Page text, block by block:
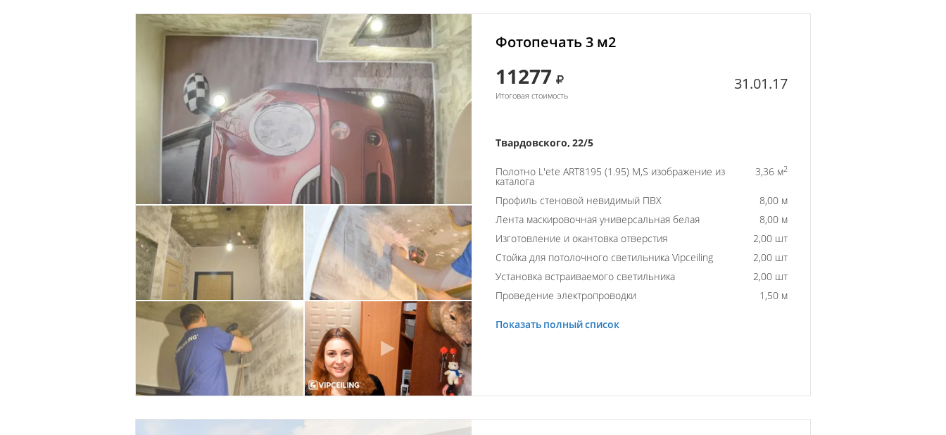
Фотопечать 3 м2
11277
Итоговая стоимость
31.01.17
Твардовского, 22/5
Полотно L'ete ART8195 (1.95) M,S изображение из
каталога
3,36 м2
Профиль стеновой невидимый ПВХ
8,00 м
Лента маскировочная универсальная белая
8,00 м
Изготовление и окантовка отверстия
2,00 шт
Стойка для потолочного светильника Vipceiling
2,00 шт
Установка встраиваемого светильника
2,00 шт
Проведение электропроводки
1,50 м
Показать полный список